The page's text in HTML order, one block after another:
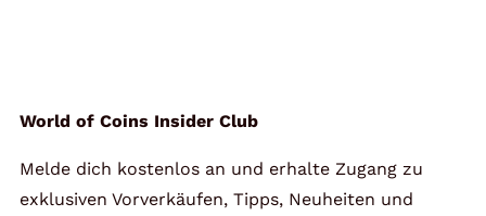
World of Coins Insider Club
Melde dich kostenlos an und erhalte Zugang zu
exklusiven Vorverkäufen, Tipps, Neuheiten und